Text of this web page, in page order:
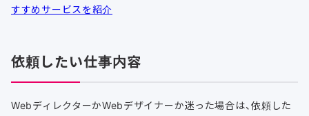
すすめサービスを紹介
依頼したい仕事内容
WebディレクターかWebデザイナーか迷った場合は、依頼した